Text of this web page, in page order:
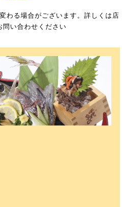
わる場合がございます。詳しくは店
問い合わせください